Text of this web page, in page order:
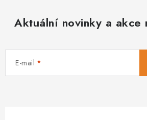
Aktuální novinky a akce
E-mail